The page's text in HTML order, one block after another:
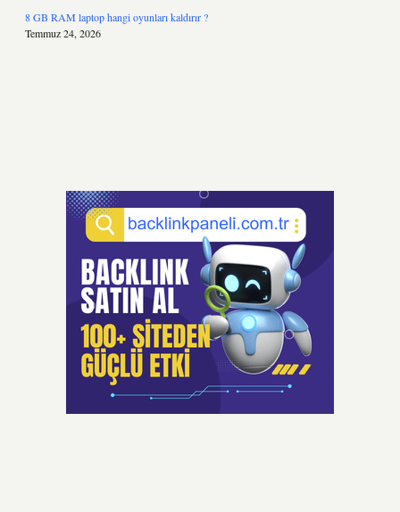
8 GB RAM laptop hangi oyunları kaldırır ?
Temmuz 24, 2026